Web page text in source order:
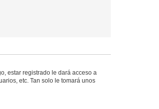
estar registrado le dará acceso a
etc. Tan solo le tomará unos